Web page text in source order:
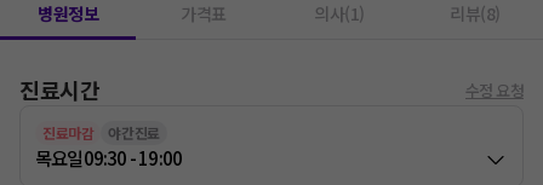
병원정보 가격표 의사(1) 리뷰(8)
진료시간 수정 요청
진료마감 야간진료
목요일09:30 - 19:00